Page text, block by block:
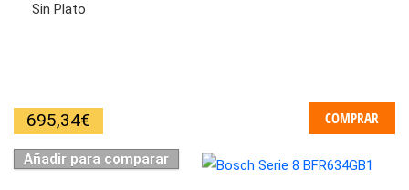
Sin Plato
695,34€ COMPRAR
Añadir para comparar